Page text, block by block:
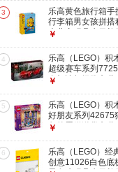
3
乐高黄色旅行箱手
行李箱男女孩拼搭
木儿童玩具生日礼物
￥
4
乐高（LEGO）积
超级赛车系列
布加迪超级跑车儿童
77254法拉利跑车
￥
5
乐高（LEGO）积
好朋友系列42675
角兽蛋糕送货车儿童
42685心湖城时装
￥
6
乐高（LEGO）经
创意11026白色底